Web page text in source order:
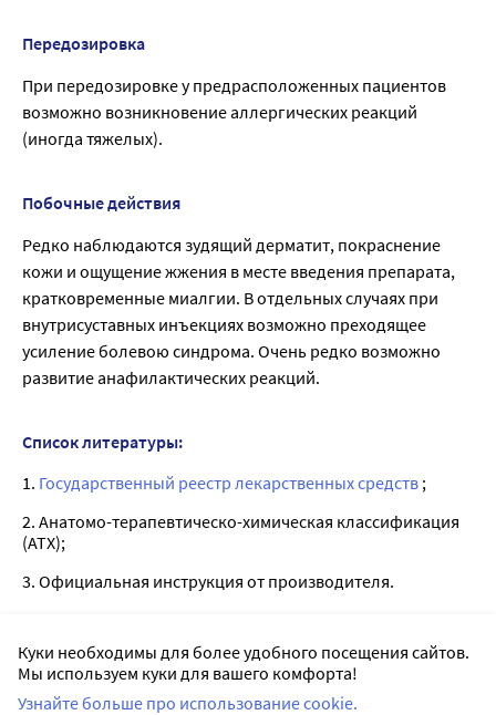
Передозировка
При передозировке у предрасположенных пациентов
возможно возникновение аллергических реакций
(иногда тяжелых).
Побочные действия
Редко наблюдаются зудящий дерматит, покраснение
кожи и ощущение жжения в месте введения препарата,
кратковременные миалгии. В отдельных случаях при
внутрисуставных инъекциях возможно преходящее
усиление болевою синдрома. Очень редко возможно
развитие анафилактических реакций.
Список литературы:
1. Государственный реестр лекарственных средств ;
2. Анатомо-терапевтическо-химическая классификация
(ATX);
3. Официальная инструкция от производителя.
Лицензии
Куки необходимы для более удобного посещения сайтов.
Мы используем куки для вашего комфорта!
Узнайте больше про использование cookie.